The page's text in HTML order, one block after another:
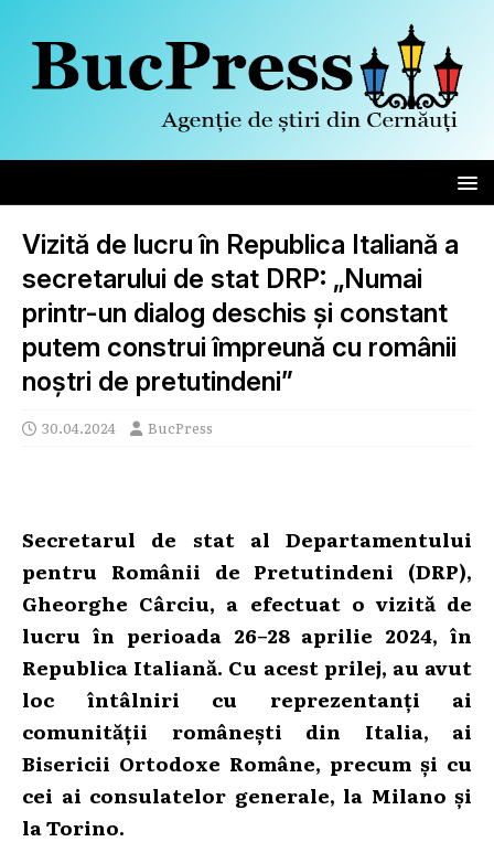
Vizită de lucru în Republica Italiană a
secretarului de stat DRP: „Numai
printr-un dialog deschis și constant
putem construi împreună cu românii
noștri de pretutindeni”
30.04.2024 BucPress
Secretarul de stat al Departamentului
pentru Românii de Pretutindeni (DRP),
Gheorghe Cârciu, a efectuat o vizită de
lucru în perioada 26–28 aprilie 2024, în
Republica Italiană. Cu acest prilej, au avut
loc întâlniri cu reprezentanți ai
comunității românești din Italia, ai
Bisericii Ortodoxe Române, precum și cu
cei ai consulatelor generale, la Milano și
la Torino.